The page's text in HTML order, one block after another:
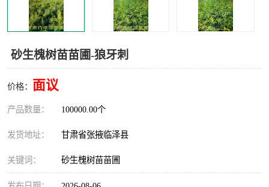
砂生槐树苗苗圃-狼牙刺
价格： 面议
产品数量： 100000.00个
发货地址： 甘肃省张掖临泽县
关键词： 砂生槐树苗苗圃